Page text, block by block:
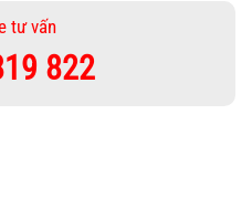
tư vấn
822